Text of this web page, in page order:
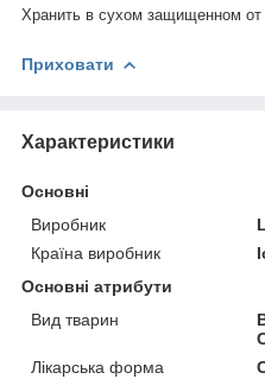
Хранить в сухом защищенном от
Приховати
Характеристики
Основні
Виробник
Країна виробник
Основні атрибути
Вид тварин
Лікарська форма